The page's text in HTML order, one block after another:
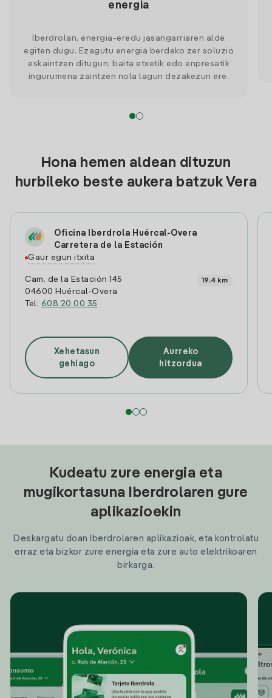
energia
Iberdrolan, energia-eredu jasangarriaren alde
egiten dugu. Ezagutu energia berdeko zer soluzio
eskaintzen ditugun, baita etxetik edo enpresatik
ingurumena zaintzen nola lagun dezakezun ere.
Hona hemen aldean dituzun
hurbileko beste aukera batzuk Vera
Oficina Iberdrola Huércal-Overa
Carretera de la Estación
Gaur egun itxita
Cam. de la Estación 145
04600 Huércal-Overa
Tel: 608 20 00 35
19.4 km
Xehetasun
gehiago
Aurreko
hitzordua
Kudeatu zure energia eta
mugikortasuna Iberdrolaren gure
aplikazioekin
Deskargatu doan Iberdrolaren aplikazioak, eta kontrolatu
erraz eta bizkor zure energia eta zure auto elektrikoaren
birkarga.